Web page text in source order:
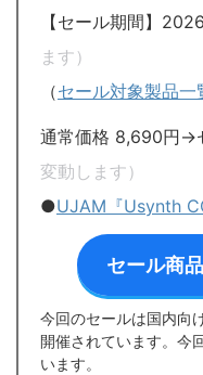
【セール期間】
ます）
（セール対象製品一
通常価格 8,690円→
変動します）
●UJAM『Usynth
セール商
今回のセールは国内向
開催されています。今
います。